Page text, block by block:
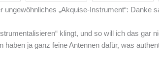
ungewöhnliches „Akquise-Instrument“: Danke
klingt, und so will ich das
haben ja ganz feine Antennen dafür, was